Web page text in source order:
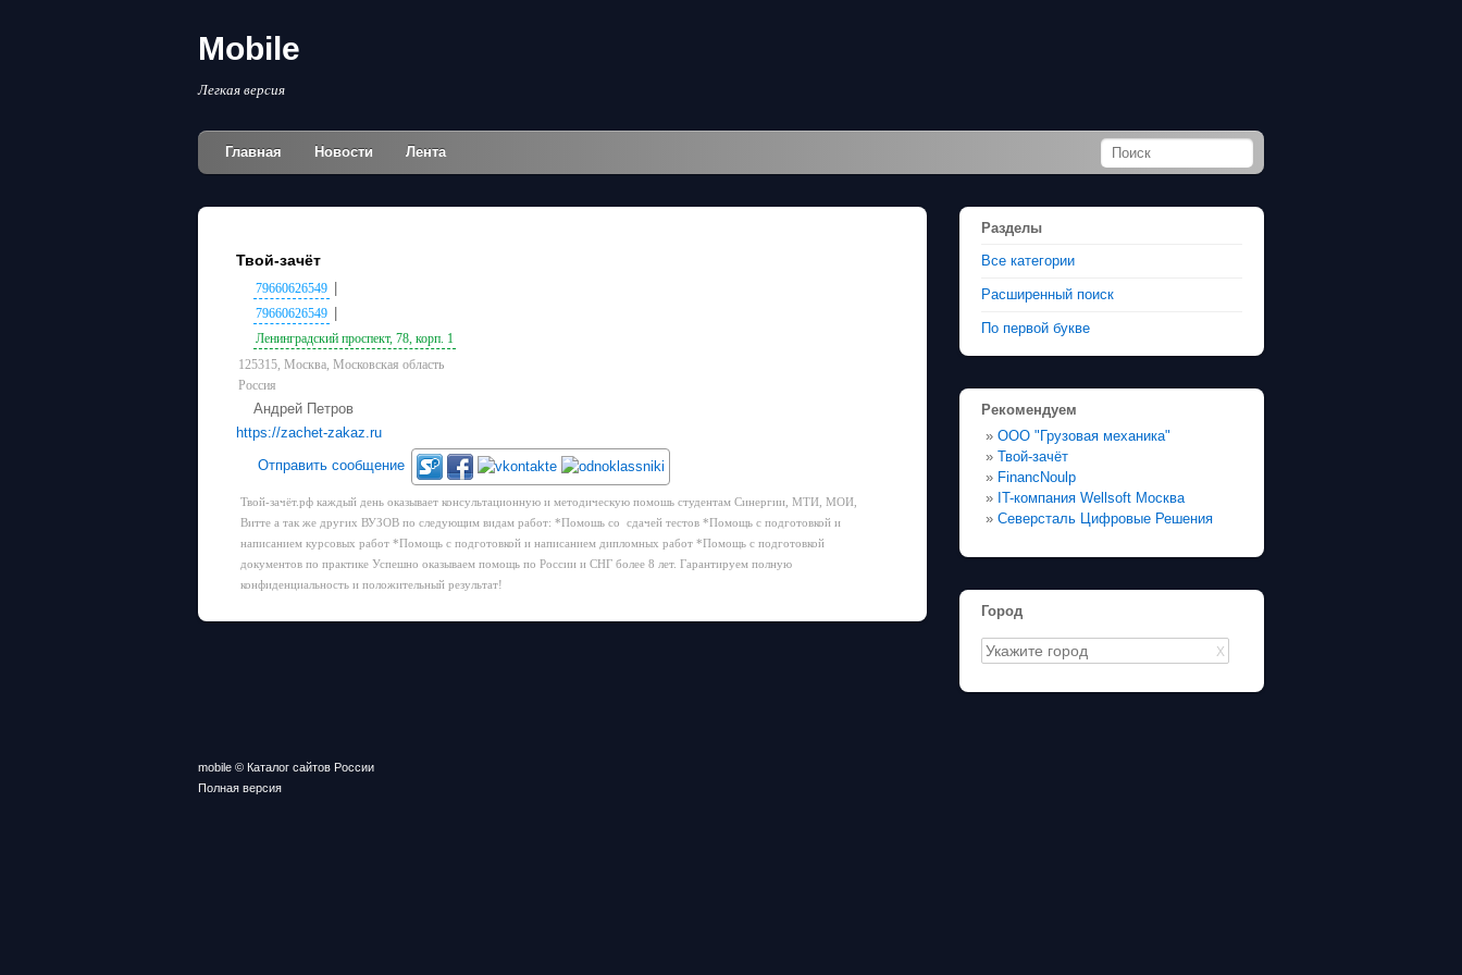
Mobile
Легкая версия
Главная Новости Лента
Твой-зачёт
79660626549 |
79660626549 |
Ленинградский проспект, 78, корп. 1
125315, Москва, Московская область
Россия
Андрей Петров
https://zachet-zakaz.ru
Отправить сообщение
Твой-зачёт.рф каждый день оказывает консультационную и методическую помошь студентам Синергии, МТИ, МОИ,
Витте а так же других ВУЗОВ по следующим видам работ: *Помошь со сдачей тестов *Помощь с подготовкой и
написанием курсовых работ *Помощь с подготовкой и написанием дипломных работ *Помощь с подготовкой
документов по практике Успешно оказываем помощь по России и СНГ более 8 лет. Гарантируем полную
конфиденциальность и положительный результат!
Разделы
Все категории
Расширенный поиск
По первой букве
Рекомендуем
» ООО "Грузовая механика"
» Твой-зачёт
» FinancNoulp
» IT-компания Wellsoft Москва
» Северсталь Цифровые Решения
Город
X
mobile © Каталог сайтов России
Полная версия